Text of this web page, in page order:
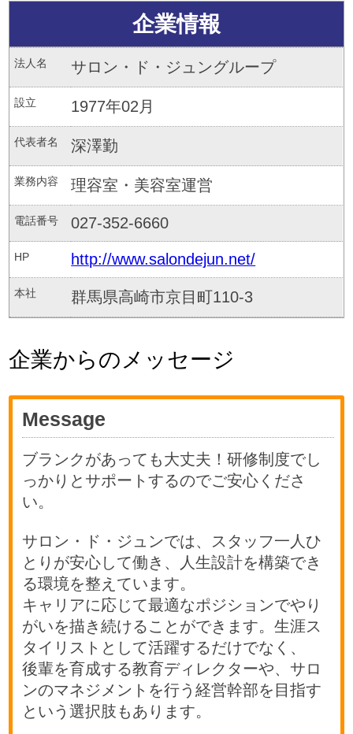
企業情報
法人名 サロン・ド・ジュングループ
設立 1977年02月
代表者名 深澤勤
業務内容 理容室・美容室運営
電話番号 027-352-6660
HP http://www.salondejun.net/
本社 群馬県高崎市京目町110-3
企業からのメッセージ
Message
ブランクがあっても大丈夫！研修制度でし
っかりとサポートするのでご安心くださ
い。
サロン・ド・ジュンでは、スタッフ一人ひ
とりが安心して働き、人生設計を構築でき
る環境を整えています。
キャリアに応じて最適なポジションでやり
がいを描き続けることができます。生涯ス
タイリストとして活躍するだけでなく、
後輩を育成する教育ディレクターや、サロ
ンのマネジメントを行う経営幹部を目指す
という選択肢もあります。